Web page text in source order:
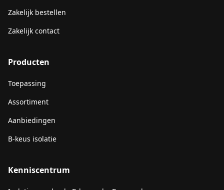
Zakelijk bestellen
Zakelijk contact
Producten
Toepassing
Assortiment
Aanbiedingen
B-keus isolatie
Kenniscentrum